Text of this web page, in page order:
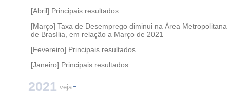
[Abril] Principais resultados
[Março] Taxa de Desemprego diminui na Área Metropolitana
de Brasília, em relação a Março de 2021
[Fevereiro] Principais resultados
[Janeiro] Principais resultados
2021 veja